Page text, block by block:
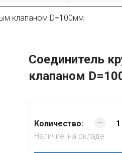
клапаном D=100мм
Соединитель
клапаном
Количество:
Наличие: на складе